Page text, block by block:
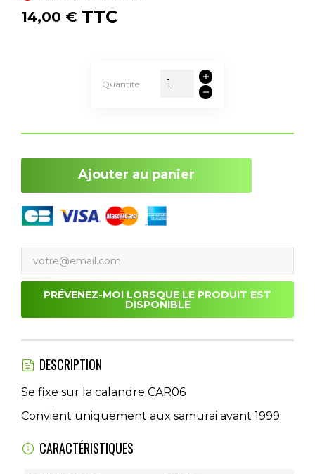
14,00 € TTC
Quantité
Ajouter au panier
PRÉVENEZ-MOI LORSQUE LE PRODUIT EST
DISPONIBLE
DESCRIPTION
Se fixe sur la calandre CAR06
Convient uniquement aux samurai avant 1999.
CARACTÉRISTIQUES